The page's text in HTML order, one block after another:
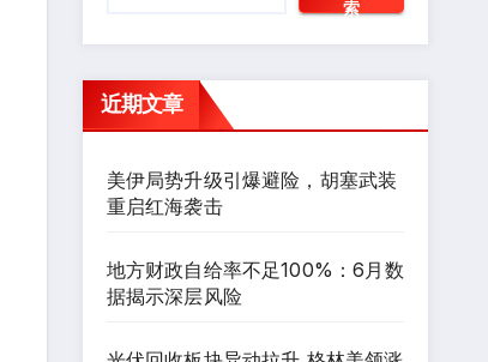
索
近期文章
美伊局势升级引爆避险，胡塞武装
重启红海袭击
地方财政自给率不足100%：6月数
据揭示深层风险